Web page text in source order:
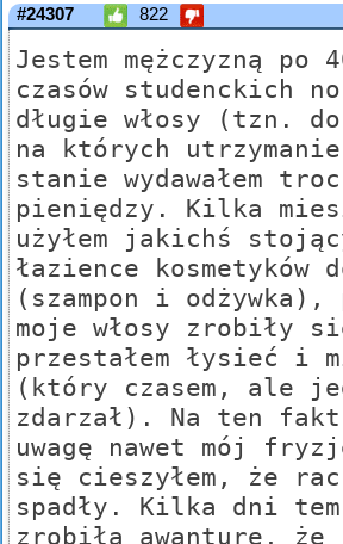
#24307 822
Jestem mężczyzną po
czasów studenckich
długie włosy (tzn.
na których utrzymanie
stanie wydawałem
pieniędzy. Kilka
użyłem jakichś
łazience kosmetyków
(szampon i odżywka),
moje włosy zrobiły
przestałem łysieć i
(który czasem, ale
zdarzał). Na ten
uwagę nawet mój
się cieszyłem, że
spadły. Kilka dni
zrobiła awanturę, że